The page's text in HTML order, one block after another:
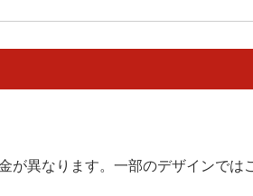
が異なります。一部のデザインでは